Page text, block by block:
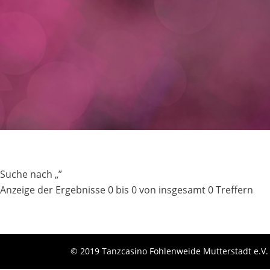
Suche nach „”
Anzeige der Ergebnisse 0 bis 0 von insgesamt 0 Treffern
© 2019 Tanzcasino Fohlenweide Mutterstadt e.V.